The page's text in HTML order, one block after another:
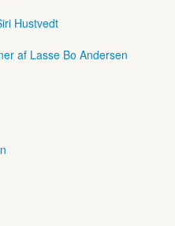
Hustvedt
af Lasse Bo Andersen